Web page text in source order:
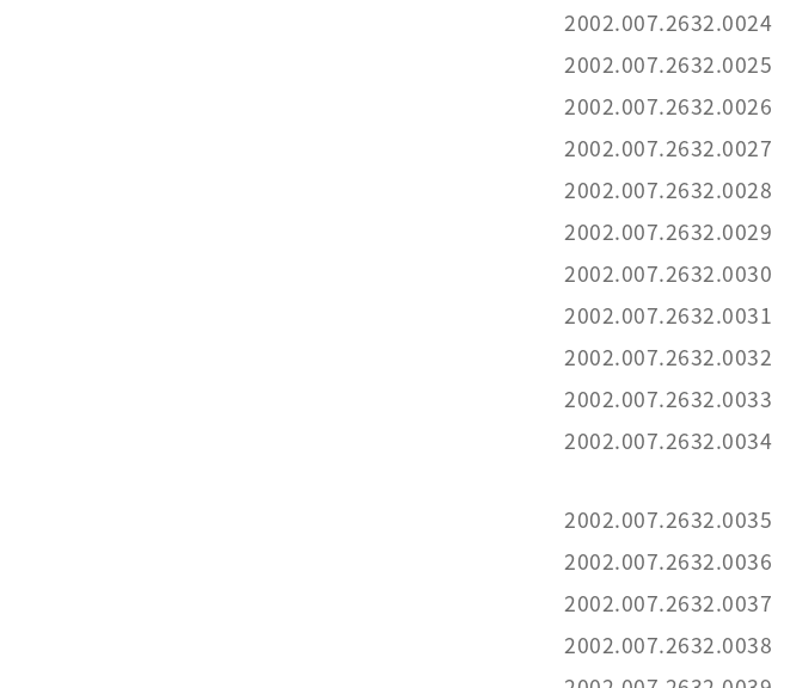
2002.007.2632.0024
2002.007.2632.0025
2002.007.2632.0026
2002.007.2632.0027
2002.007.2632.0028
2002.007.2632.0029
2002.007.2632.0030
2002.007.2632.0031
2002.007.2632.0032
2002.007.2632.0033
2002.007.2632.0034
2002.007.2632.0035
2002.007.2632.0036
2002.007.2632.0037
2002.007.2632.0038